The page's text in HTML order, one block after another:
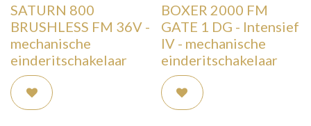
SATURN 800
BRUSHLESS FM 36V -
mechanische
einderitschakelaar
BOXER 2000 FM
GATE 1 DG - Intensief
IV - mechanische
einderitschakelaar